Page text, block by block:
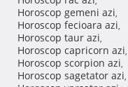
Horoscop gemeni azi,
Horoscop fecioara azi,
Horoscop taur azi,
Horoscop capricorn azi,
Horoscop scorpion azi,
Horoscop sagetator azi,